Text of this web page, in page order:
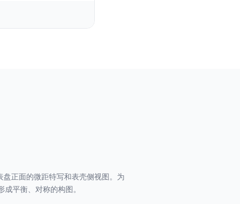
正面的微距特写和表壳侧视图。为
平衡、对称的构图。